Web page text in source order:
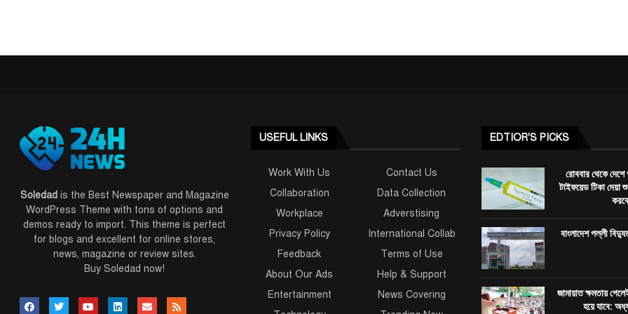
Soledad is the Best Newspaper and Magazine
WordPress Theme with tons of options and
demos ready to import. This theme is perfect
for blogs and excellent for online stores,
news, magazine or review sites.
Buy Soledad now!
USEFUL LINKS
Work With Us
Contact Us
Collaboration
Data Collection
Workplace
Adverstising
Privacy Policy
International Collab
Feedback
Terms of Use
About Our Ads
Help & Support
Entertainment
News Covering
EDTIOR'S PICKS
রোববার থেকে
টাইফয়েড টিকা দেয়া
বাংলাদেশ পল্লী
জামায়াত ক্ষমতায়
হয়ে যাবে: